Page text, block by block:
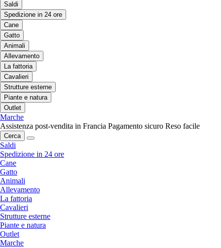
Saldi
Spedizione in 24 ore
Cane
Gatto
Animali
Allevamento
La fattoria
Cavalieri
Strutture esterne
Piante e natura
Outlet
Marche
Assistenza post-vendita in Francia Pagamento sicuro Reso facile
Cerca
Saldi
Spedizione in 24 ore
Cane
Gatto
Animali
Allevamento
La fattoria
Cavalieri
Strutture esterne
Piante e natura
Outlet
Marche